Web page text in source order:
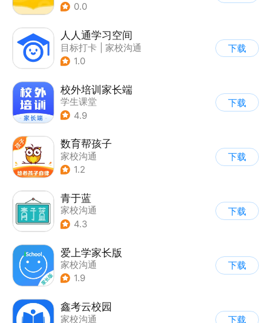
0.0
人人通学习空间
目标打卡
家校沟通
1.0
下载
校外培训家长端
学生课堂
4.9
下载
数育帮孩子
家校沟通
1.2
下载
青于蓝
家校沟通
4.3
下载
爱上学家长版
家校沟通
1.9
下载
鑫考云校园
家校沟通
下载